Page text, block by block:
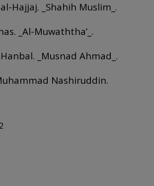
Hajjaj. _Shahih Muslim_.
_Al-Muwaththa’_.
_Musnad Ahmad_.
Nashiruddin.